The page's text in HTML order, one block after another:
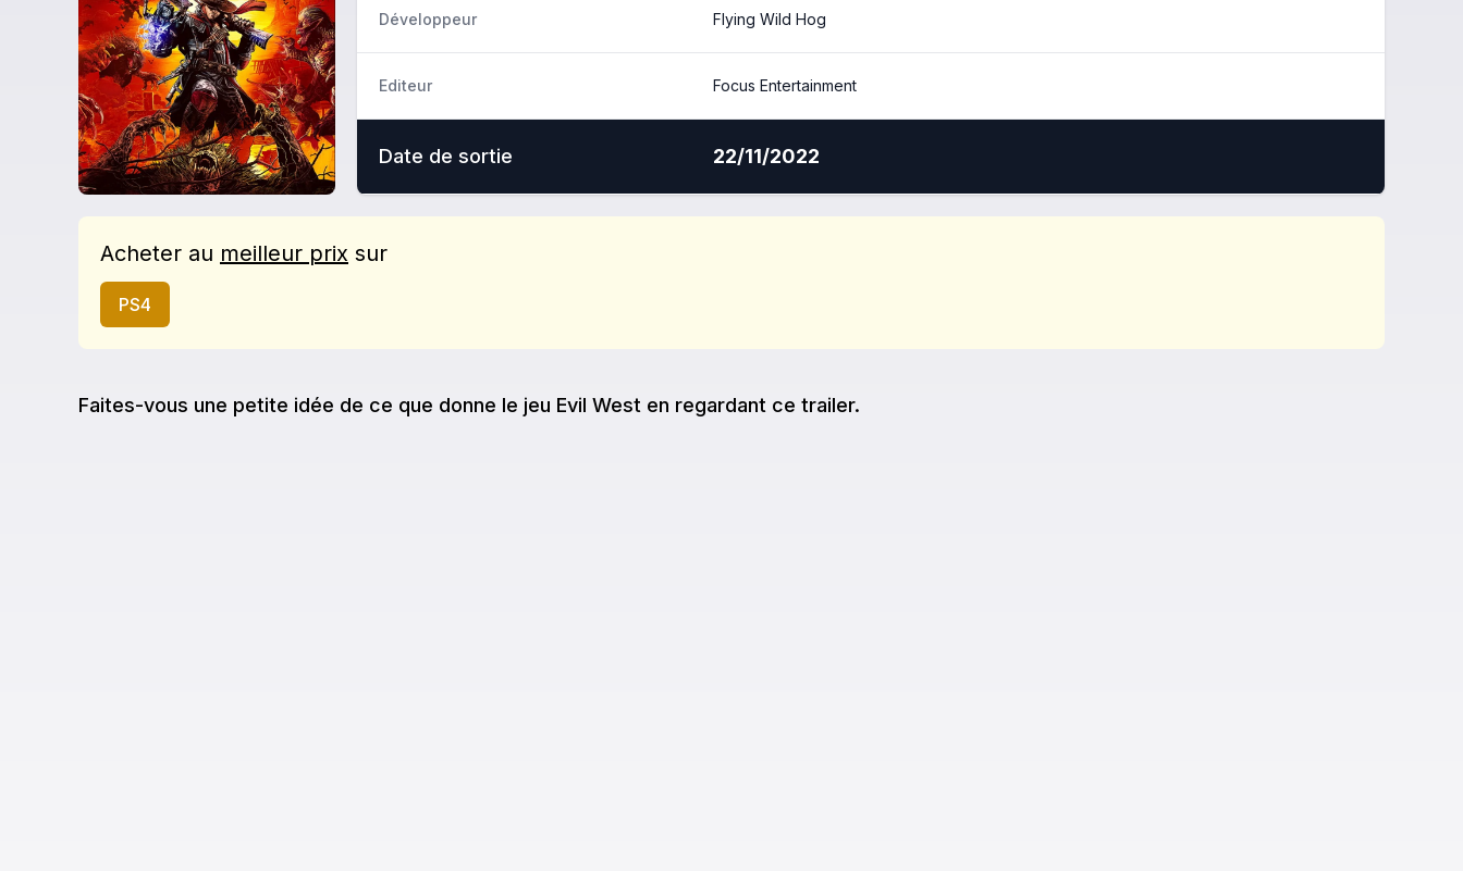
Développeur Flying Wild Hog
Editeur Focus Entertainment
Date de sortie 22/11/2022
Acheter au meilleur prix sur
PS4
Faites-vous une petite idée de ce que donne le jeu Evil West en regardant ce trailer.